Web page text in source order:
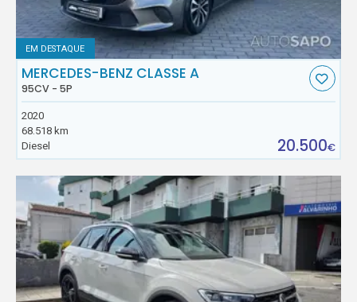
EM DESTAQUE
MERCEDES-BENZ CLASSE A
95CV - 5P
2020
68.518 km
Diesel
20.500€